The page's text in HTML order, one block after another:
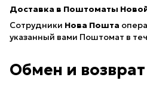
Доставка в Поштоматы
Сотрудники Нова Пошта
указанный вами Поштомат в
Обмен и возврат